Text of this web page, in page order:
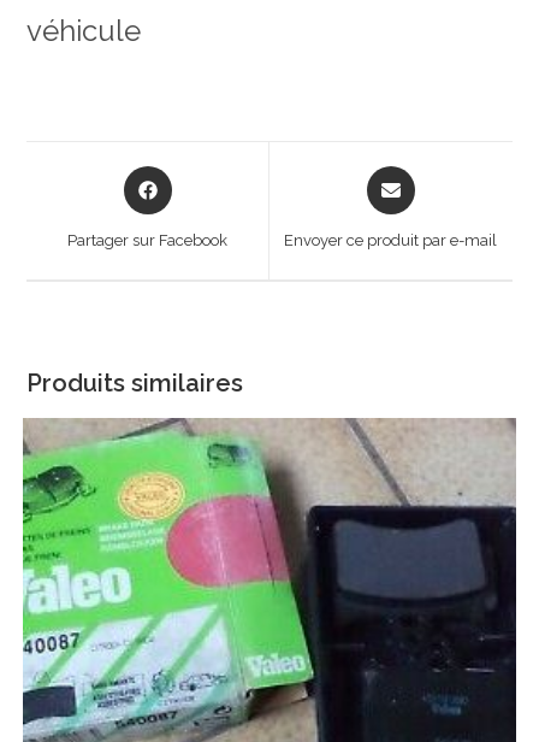
véhicule
Opens
in
Partager sur Facebook
Opens
in
new
Envoyer ce produit par e-mail
Produits similaires